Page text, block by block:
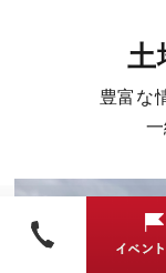
土
豊富な